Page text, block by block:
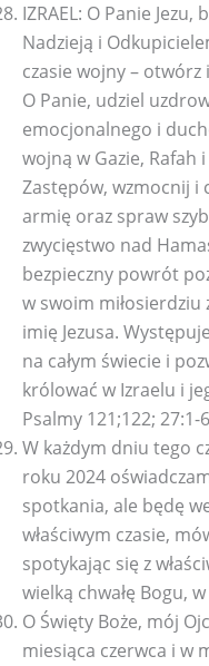
IZRAEL: O Panie
Nadzieją i
czasie wojny – otwórz
O Panie, udziel
emocjonalnego i
wojną w Gazie, Rafah
Zastępów, wzmocnij i
armię oraz spraw
zwycięstwo nad
bezpieczny powrót
w swoim miłosierdziu
imię Jezusa.
na całym świecie i
królować w Izraelu i
Psalmy 121;122; 27:1-
W każdym dniu tego
roku 2024
spotkania, ale będę
właściwym czasie,
spotykając się z
wielką chwałę Bogu,
O Święty Boże, mój
miesiąca czerwca i w